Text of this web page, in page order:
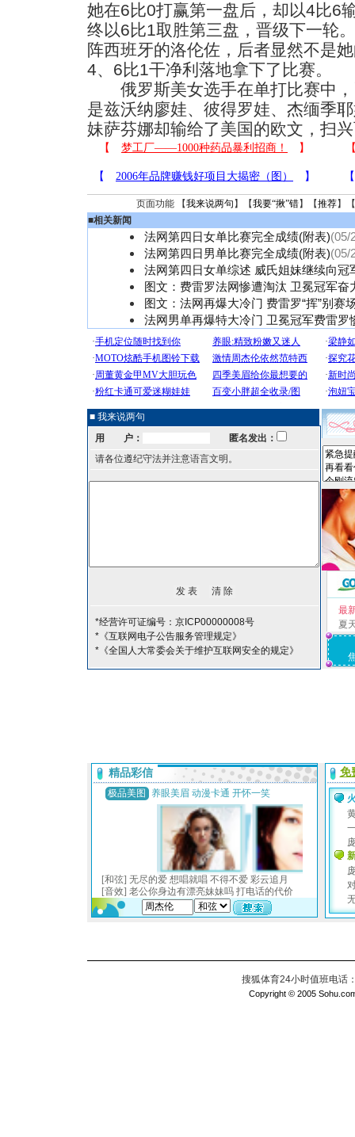
她在6比0打赢第一盘后，却以4比6
终以6比1取胜第三盘，晋级下一轮
阵西班牙的洛伦佐，后者显然不是
4、6比1干净利落地拿下了比赛。
俄罗斯美女选手在单打比赛中，
是兹沃纳廖娃、彼得罗娃、杰缅季
妹萨芬娜却输给了美国的欧文，扫
页面功能 【我来说两句 】【我要“揪”错】【推荐】
■相关新闻
法网第四日女单比赛完全成绩(附表)(05/
法网第四日男单比赛完全成绩(附表)(05/
法网第四日女单综述 威氏姐妹继续向冠
图文：费雷罗法网惨遭淘汰 卫冕冠军奋
图文：法网再爆大冷门 费雷罗“挥”别赛
法网男单再爆特大冷门 卫冕冠军费雷罗
■ 我来说两句
用 户：
匿名发出：
请各位遵纪守法并注意语言文明。
*经营许可证编号：京ICP00000008号
*《互联网电子公告服务管理规定》
*《全国人大常委会关于维护互联网安全的规定》
最
夏
搜狐体育24小时值班电话
Copyright © 2005